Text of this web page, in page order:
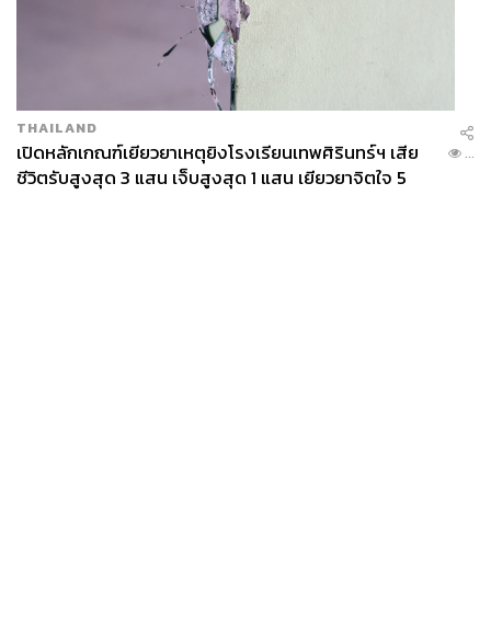
THAILAND
เปิดหลักเกณฑ์เยียวยาเหตุยิงโรงเรียนเทพศิรินทร์ฯ เสีย
ชีวิตรับสูงสุด 3 แสน เจ็บสูงสุด 1 แสน เยียวยาจิตใจ 5
...